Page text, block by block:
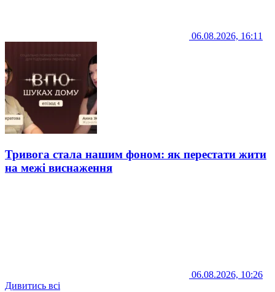
06.08.2026, 16:11
Тривога стала нашим фоном: як перестати жити
на межі виснаження
06.08.2026, 10:26
Дивитись всі